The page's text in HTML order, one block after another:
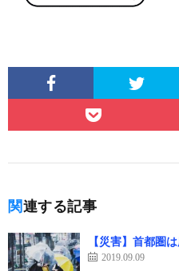
関連する記事
【災害】首都圏
2019.09.09